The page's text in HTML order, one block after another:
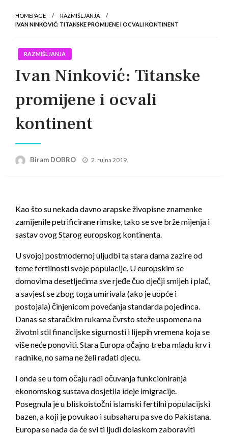
HOMEPAGE
RAZMIŠLJANJA
IVAN NINKOVIĆ: TITANSKE PROMIJENE I OCVALI KONTINENT
RAZMIŠLJANJA
Ivan Ninković: Titanske
promijene i ocvali
kontinent
Biram DOBRO
Posted
2. rujna 2019.
Kao što su nekada davno arapske živopisne znamenke
zamijenile petrificirane rimske, tako se sve brže mijenja i
sastav ovog Starog europskog kontinenta.
U svojoj postmodernoj uljudbi ta stara dama zazire od
teme fertilnosti svoje populacije. U europskim se
domovima desetljećima sve rjeđe čuo dječji smijeh i plač,
a savjest se zbog toga umirivala (ako je uopće i
postojala) činjenicom povećanja standarda pojedinca.
Danas se staračkim rukama čvrsto steže uspomena na
životni stil financijske sigurnosti i lijepih vremena koja se
više neće ponoviti. Stara Europa očajno treba mladu krv i
radnike, no sama ne želi rađati djecu.
I onda se u tom očaju radi očuvanja funkcioniranja
ekonomskog sustava dosjetila ideje imigracije.
Posegnula je u bliskoistočni islamski fertilni populacijski
bazen, a koji je povukao i subsaharu pa sve do Pakistana.
Europa se nada da će svi ti ljudi dolaskom zaboraviti